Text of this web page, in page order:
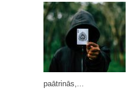
paātrinās,...